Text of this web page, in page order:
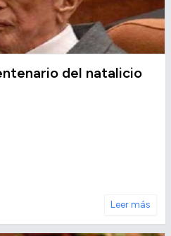
del natalicio
Leer más